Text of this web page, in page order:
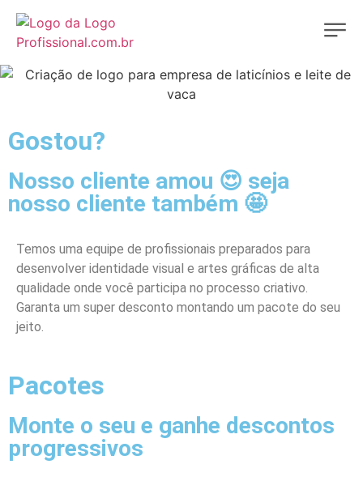
Gostou?
Nosso cliente amou 😍 seja
nosso cliente também 🤩
Temos uma equipe de profissionais preparados para
desenvolver identidade visual e artes gráficas de alta
qualidade onde você participa no processo criativo.
Garanta um super desconto montando um pacote do seu
jeito.
Pacotes
Monte o seu e ganhe descontos
progressivos